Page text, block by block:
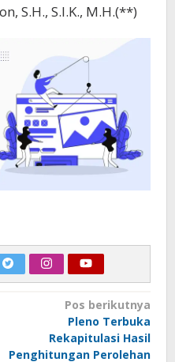
S.H., S.I.K., M.H.(**)
Pos berikutnya
Pleno Terbuka
Rekapitulasi Hasil
Penghitungan Perolehan